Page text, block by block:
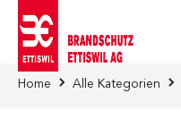
Home Alle Kategorien